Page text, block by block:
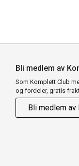
Bli medlem av
Som Komplett Club
og fordeler, gratis
Bli medlem av